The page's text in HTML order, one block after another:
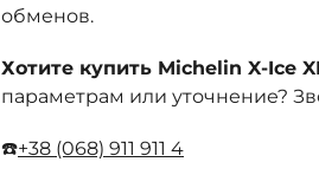
обменов.
Хотите купить Michelin X-Ice
параметрам или уточнение?
☎️+38 (068) 911 911 4